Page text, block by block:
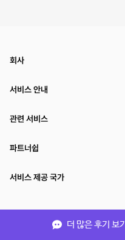
더 많은 후기 보기
회사
서비스 안내
관련 서비스
파트너쉽
서비스 제공 국가
(주)NSPACE 사업자정보